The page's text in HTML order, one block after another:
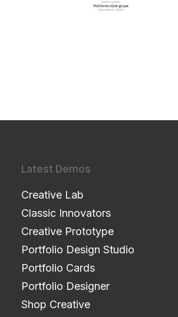
Latest Demos
Creative Lab
Classic Innovators
Creative Prototype
Portfolio Design Studio
Portfolio Cards
Portfolio Designer
Shop Creative